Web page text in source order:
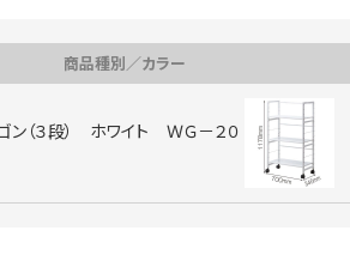
商品種別／カラー
ン（３段） ホワイト ＷＧ－２０